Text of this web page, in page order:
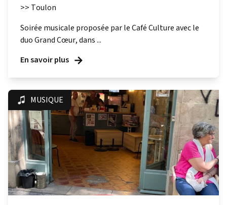
>> Toulon
Soirée musicale proposée par le Café Culture avec le
duo Grand Cœur, dans ...
En savoir plus
MUSIQUE